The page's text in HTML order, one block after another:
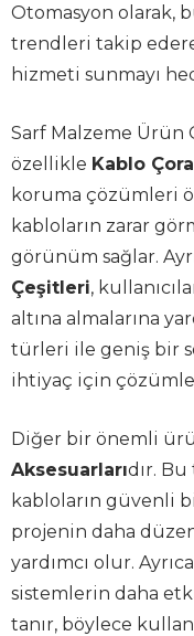
Otomasyon olarak,
trendleri takip
hizmeti sunmayı
Sarf Malzeme Ürün
özellikle Kablo
koruma çözümleri
kabloların zarar
görünüm sağlar.
Çeşitleri,
altına almalarına
türleri ile geniş bir
ihtiyaç için
Diğer bir önemli
Aksesuarlarıdır.
kabloların güvenli
projenin daha
yardımcı olur.
sistemlerin daha
tanır, böylece